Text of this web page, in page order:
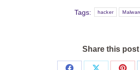
Tags: hacker
Share this post